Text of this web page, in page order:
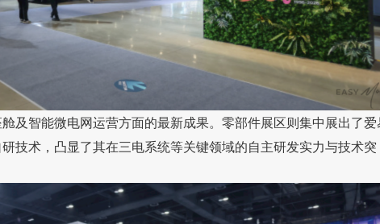
及智能微电网运营方面的最新成果。零部件展区则集中展出了
技术，凸显了其在三电系统等关键领域的自主研发实力与技术突